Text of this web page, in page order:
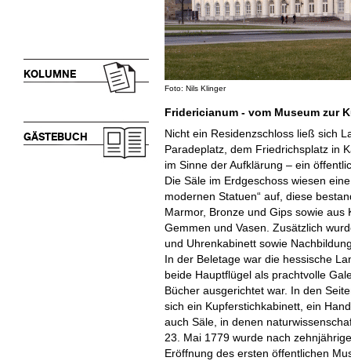
KOLUMNE
GÄSTEBUCH
Foto: Nils Klinger
Fridericianum - vom Museum zur
Nicht ein Residenzschloss ließ sich
Paradeplatz, dem Friedrichsplatz in
im Sinne der Aufklärung – ein
Die Säle im Erdgeschoss wiesen
modernen Statuen“ auf, diese
Marmor, Bronze und Gips sowie
Gemmen und Vasen. Zusätzlich
und Uhrenkabinett sowie
In der Beletage war die hessische
beide Hauptflügel als prachtvolle
Bücher ausgerichtet war. In den
sich ein Kupferstichkabinett, ein
auch Säle, in denen
23. Mai 1779 wurde nach
Eröffnung des ersten öffentlichen